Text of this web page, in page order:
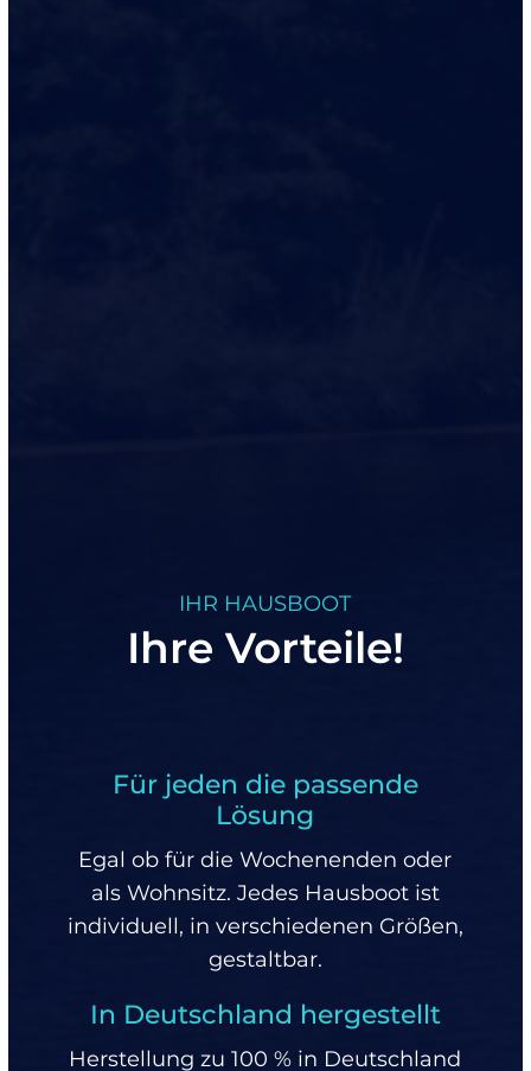
IHR HAUSBOOT
Ihre Vorteile!
Für jeden die passende
Lösung
Egal ob für die Wochenenden oder
als Wohnsitz. Jedes Hausboot ist
individuell, in verschiedenen Größen,
gestaltbar.
In Deutschland hergestellt
Herstellung zu 100 % in Deutschland